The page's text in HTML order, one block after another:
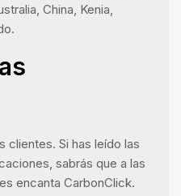
China, Kenia,
clientes. Si has leído las
sabrás que a las
encanta CarbonClick.